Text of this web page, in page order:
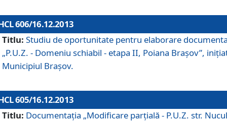
606/16.12.2013
Titlu: Studiu de oportunitate pentru elaborare
„P.U.Z. - Domeniu schiabil - etapa II, Poiana Braşov”,
Municipiul Braşov.
605/16.12.2013
Titlu: Documentaţia „Modificare parţială - P.U.Z. str.